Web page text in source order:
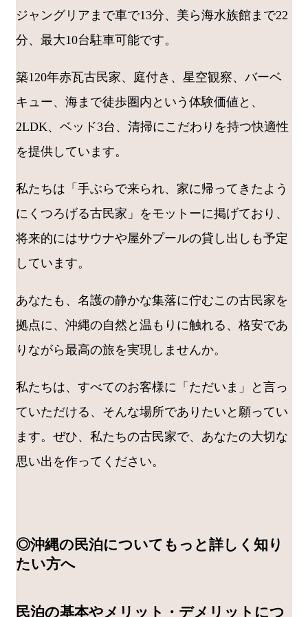
ジャングリアまで車で13分、美ら海水族館まで22
分、最大10台駐車可能です。
築120年赤瓦古民家、庭付き、星空観察、バーベ
キュー、海まで徒歩圏内という体験価値と、
2LDK、ベッド3台、清掃にこだわりを持つ快適性
を提供しています。
私たちは「手ぶらで来られ、家に帰ってきたよう
にくつろげる古民家」をモットーに掲げており、
将来的にはサウナや屋外プールの貸し出しも予定
しています。
あなたも、名護の静かな集落に佇むこの古民家を
拠点に、沖縄の自然と温もりに触れる、格安であ
りながら最高の旅を実現しませんか。
私たちは、すべてのお客様に「ただいま」と言っ
ていただける、そんな場所でありたいと願ってい
ます。ぜひ、私たちの古民家で、あなたの大切な
思い出を作ってください。
◎沖縄の民泊についてもっと詳しく知り
たい方へ
民泊の基本やメリット・デメリットにつ